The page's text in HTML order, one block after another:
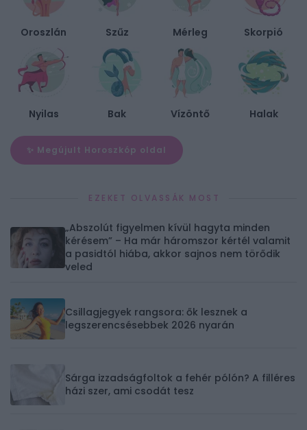
Oroszlán Szűz Mérleg Skorpió
Nyilas Bak Vízöntő Halak
✨ Megújult Horoszkóp oldal
EZEKET OLVASSÁK MOST
„Abszolút figyelmen kívül hagyta minden
kérésem” – Ha már háromszor kértél valamit
a pasidtól hiába, akkor sajnos nem törődik
veled
Csillagjegyek rangsora: ők lesznek a
legszerencsésebbek 2026 nyarán
Sárga izzadságfoltok a fehér pólón? A filléres
házi szer, ami csodát tesz